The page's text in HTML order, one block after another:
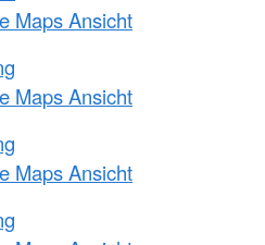
Maps Ansicht
Maps Ansicht
Maps Ansicht